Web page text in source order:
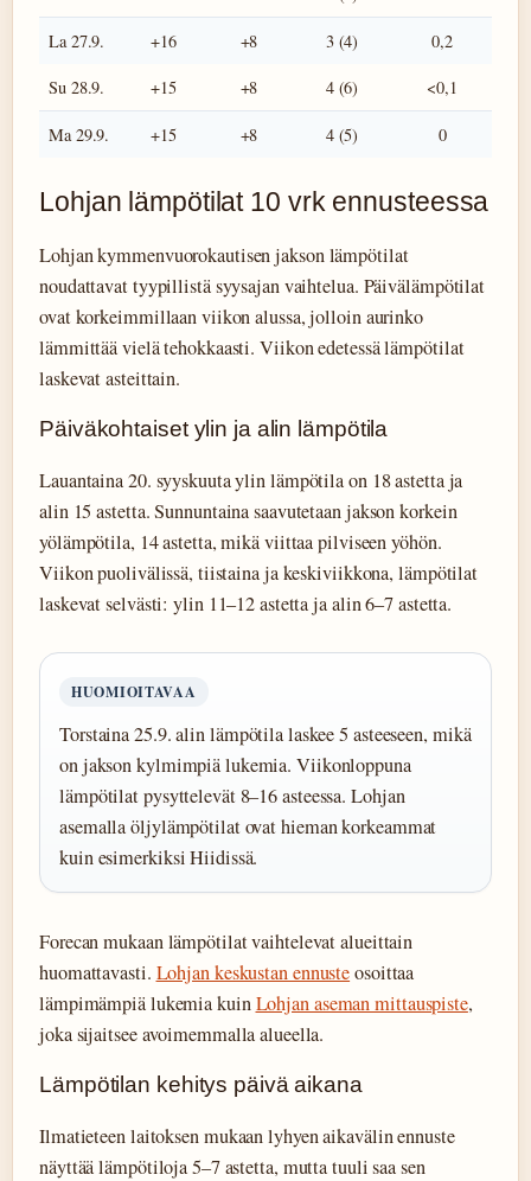
La 27.9. +16 +8 3 (4) 0,2
Su 28.9. +15 +8 4 (6) <0,1
Ma 29.9. +15 +8 4 (5) 0
Lohjan lämpötilat 10 vrk ennusteessa
Lohjan kymmenvuorokautisen jakson lämpötilat
noudattavat tyypillistä syysajan vaihtelua. Päivälämpötilat
ovat korkeimmillaan viikon alussa, jolloin aurinko
lämmittää vielä tehokkaasti. Viikon edetessä lämpötilat
laskevat asteittain.
Päiväkohtaiset ylin ja alin lämpötila
Lauantaina 20. syyskuuta ylin lämpötila on 18 astetta ja
alin 15 astetta. Sunnuntaina saavutetaan jakson korkein
yölämpötila, 14 astetta, mikä viittaa pilviseen yöhön.
Viikon puolivälissä, tiistaina ja keskiviikkona, lämpötilat
laskevat selvästi: ylin 11–12 astetta ja alin 6–7 astetta.
HUOMIOITAVAA
Torstaina 25.9. alin lämpötila laskee 5 asteeseen, mikä
on jakson kylmimpiä lukemia. Viikonloppuna
lämpötilat pysyttelevät 8–16 asteessa. Lohjan
asemalla öljylämpötilat ovat hieman korkeammat
kuin esimerkiksi Hiidissä.
Forecan mukaan lämpötilat vaihtelevat alueittain
huomattavasti. Lohjan keskustan ennusteosoittaa
lämpimämpiä lukemia kuinLohjan aseman mittauspiste,
joka sijaitsee avoimemmalla alueella.
Lämpötilan kehitys päivä aikana
Ilmatieteen laitoksen mukaan lyhyen aikavälin ennuste
näyttää lämpötiloja 5–7 astetta, mutta tuuli saa sen